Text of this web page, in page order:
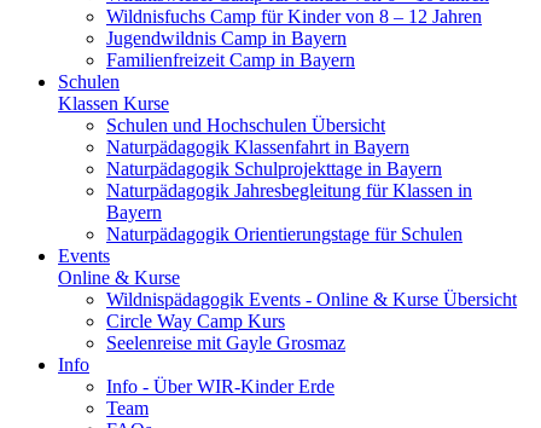
Wildnisfuchs Camp für Kinder von 8 – 12 Jahren
Jugendwildnis Camp in Bayern
Familienfreizeit Camp in Bayern
Schulen
Klassen Kurse
Schulen und Hochschulen Übersicht
Naturpädagogik Klassenfahrt in Bayern
Naturpädagogik Schulprojekttage in Bayern
Naturpädagogik Jahresbegleitung für Klassen in
Bayern
Naturpädagogik Orientierungstage für Schulen
Events
Online & Kurse
Wildnispädagogik Events - Online & Kurse Übersicht
Circle Way Camp Kurs
Seelenreise mit Gayle Grosmaz
Info
Info - Über WIR-Kinder Erde
Team